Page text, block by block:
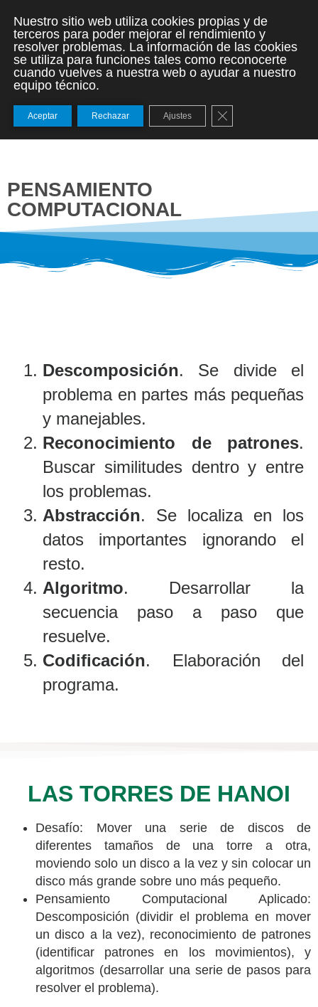
PENSAMIENTO
COMPUTACIONAL
Descomposición. Se divide el
problema en partes más pequeñas
y manejables.
Reconocimiento de patrones.
Buscar similitudes dentro y entre
los problemas.
Abstracción. Se localiza en los
datos importantes ignorando el
resto.
Algoritmo. Desarrollar la
secuencia paso a paso que
resuelve.
Codificación. Elaboración del
programa.
LAS TORRES DE HANOI
Desafío: Mover una serie de discos de
diferentes tamaños de una torre a otra,
moviendo solo un disco a la vez y sin colocar un
disco más grande sobre uno más pequeño.
Pensamiento Computacional Aplicado:
Descomposición (dividir el problema en mover
un disco a la vez), reconocimiento de patrones
(identificar patrones en los movimientos), y
algoritmos (desarrollar una serie de pasos para
resolver el problema).
Nuestro sitio web utiliza cookies propias y de
terceros para poder mejorar el rendimiento y
resolver problemas. La información de las cookies
se utiliza para funciones tales como reconocerte
cuando vuelves a nuestra web o ayudar a nuestro
equipo técnico.
Aceptar Rechazar Ajustes Cerrar el banner de